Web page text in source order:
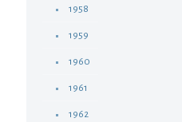
1958
1959
1960
1961
1962